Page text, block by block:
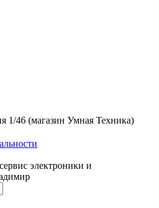
1/46 (магазин Умная Техника)
электроники и